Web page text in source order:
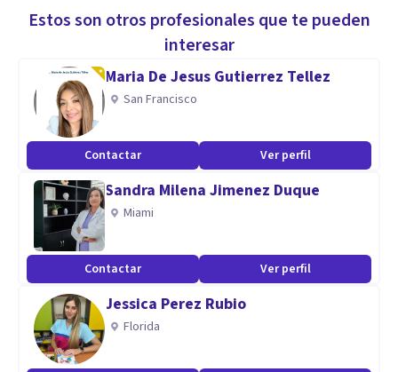
reprocesamiento del trauma, David ofrece un enfoque
terapéutico único. Su trabajo se centra en la sexualidad y el
bienestar emocional. Si deseas mejorar tu bienestar
emocional, superar dificultades en pareja o profundizar en
tu sexualidad, David Ferrús es el terapeuta ideal para tu
crecimiento personal.
Estos son otros profesionales que te pueden
interesar
Maria De Jesus Gutierrez Tellez
San Francisco
Contactar Ver perfil
Sandra Milena Jimenez Duque
Miami
Contactar Ver perfil
Jessica Perez Rubio
Florida